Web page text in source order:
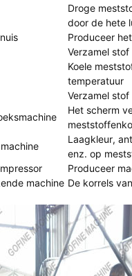
Droge
door de hete
Produceer
Verzamel
Koele
temperatuur
Verzamel
Het scherm
Laagkleur,
enz. op
Produceer
machine De korrels